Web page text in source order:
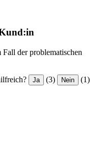
der problematischen
Ja (3) Nein (1)